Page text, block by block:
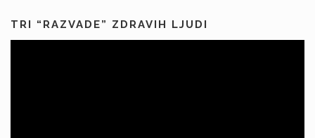
TRI “RAZVADE” ZDRAVIH LJUDI